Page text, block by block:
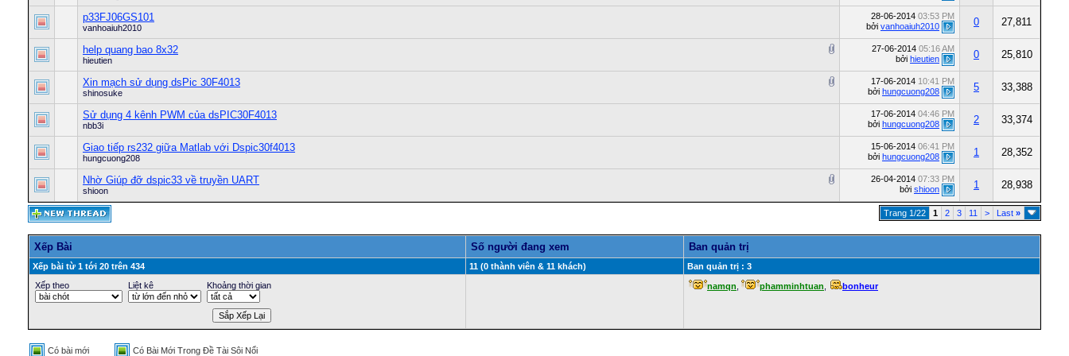
p33FJ06GS101
vanhoaiuh2010
28-06-2014 03:53 PM
bởi vanhoaiuh2010 0 27,811
help quang bao 8x32
hieutien
27-06-2014 05:16 AM
bởi hieutien 0 25,810
Xin mạch sử dụng dsPic 30F4013
shinosuke
17-06-2014 10:41 PM
bởi hungcuong208 5 33,388
Sử dụng 4 kênh PWM của dsPIC30F4013
nbb3i
17-06-2014 04:46 PM
bởi hungcuong208 2 33,374
Giao tiếp rs232 giữa Matlab với Dspic30f4013
hungcuong208
15-06-2014 06:41 PM
bởi hungcuong208 1 28,352
Nhờ Giúp đỡ dspic33 về truyền UART
shioon
26-04-2014 07:33 PM
bởi shioon 1 28,938
Trang 1/22 1 2 3 11 > Last »
Xếp Bài Số người đang xem Ban quản trị
Xếp bài từ 1 tới 20 trên 434 11 (0 thành viên & 11 khách)
Ban quản trị : 3
Xếp theo
Liệt kê Khoảng thời gian namqn phamminhtuan bonheur
Có bài mới Có Bài Mới Trong Ðề Tài Sôi Nổi